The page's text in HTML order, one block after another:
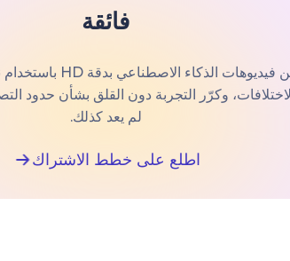
فائقة
وكرّر التجربة دون القلق بشأن حدود
لم يعد كذلك.
اطلع على خطط الاشتراك